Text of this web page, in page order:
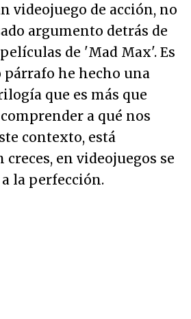
videojuego de acción, no
argumento detrás de
de 'Mad Max'. Es
párrafo he hecho una
que es más que
a qué nos
contexto, está
creces, en videojuegos se
la perfección.